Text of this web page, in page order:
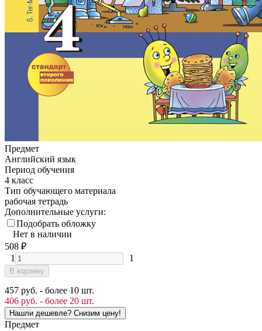
Предмет
Английский язык
Период обучения
4 класс
Тип обучающего материала
рабочая тетрадь
Дополнительные услуги:
Подобрать обложку
Нет в наличии
508 ₽
1
1
В корзину
457 руб. - более 10 шт.
406 руб. - более 20 шт.
Предмет